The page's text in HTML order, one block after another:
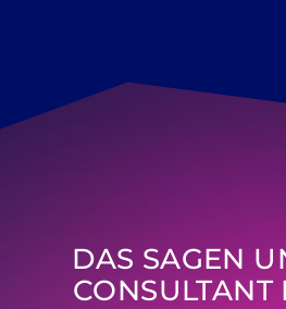
DAS SAGEN
CONSULTANT